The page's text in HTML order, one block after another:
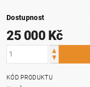
Dostupnost
25 000 Kč
KÓD PRODUKTU